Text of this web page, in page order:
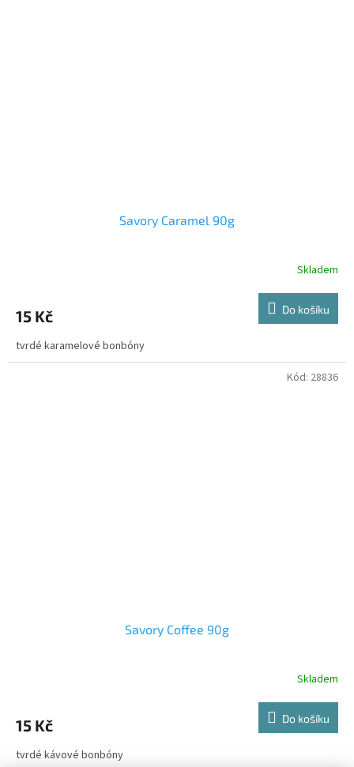
Savory Caramel 90g
Skladem
15 Kč Do košíku
tvrdé karamelové bonbóny
Savory Coffee 90g
Skladem
15 Kč Do košíku
tvrdé kávové bonbóny
Kód: 28836